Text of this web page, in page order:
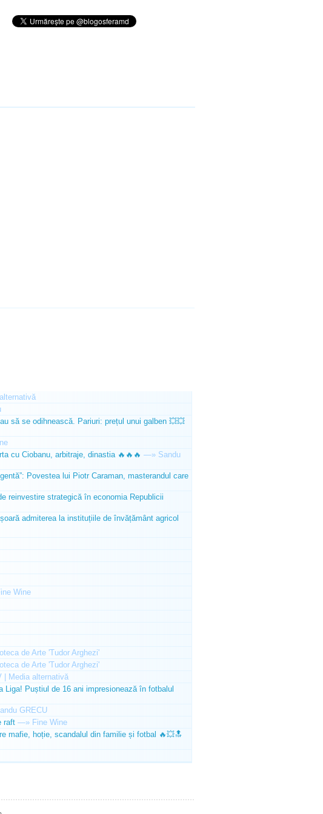
să se odihnească. Pariuri: prețul unui galben 💥💥
cu Ciobanu, arbitraje, dinastia 🔥🔥🔥 —» Sandu
Povestea lui Piotr Caraman, masterandul care
reinvestire strategică în economia Republicii
admiterea la instituțiile de învățământ agricol
Wine
de Arte 'Tudor Arghezi'
de Arte 'Tudor Arghezi'
| Media alternativă
Puștiul de 16 ani impresionează în fotbalul
GRECU
raft —» Fine Wine
mafie, hoție, scandalul din familie și fotbal 🔥💥🔝